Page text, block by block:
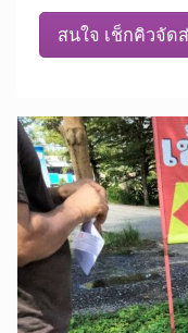
สนใจ เช็กคิวจัด